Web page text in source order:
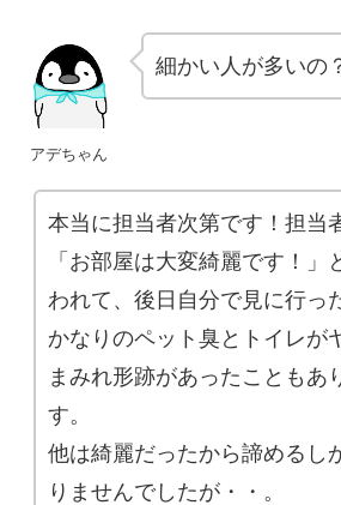
アデちゃん
細かい人が多いの
本当に担当者次第です！担当
「お部屋は大変綺麗です！」
われて、後日自分で見に行っ
かなりのペット臭とトイレが
まみれ形跡があったこともあ
す。
他は綺麗だったから諦めるし
りませんでしたが・・。